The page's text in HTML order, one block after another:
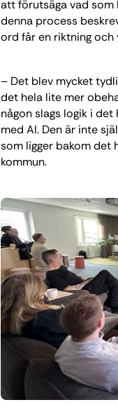
att förutsäga vad som
denna process
ord får en riktning och
– Det blev mycket
det hela lite mer
någon slags logik i
med AI. Den är inte
som ligger bakom det
kommun.